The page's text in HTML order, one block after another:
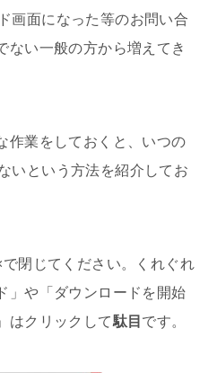
画面になった等のお問い合
ない一般の方から増えてき
作業をしておくと、いつの
いという方法を紹介してお
閉じてください。くれぐれ
」や「ダウンロードを開始
はクリックして駄目 です。